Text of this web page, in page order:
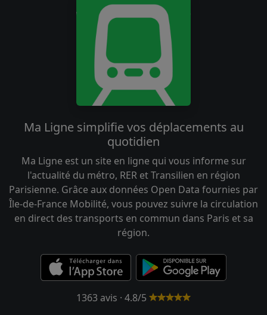
Ma Ligne simplifie vos déplacements au
quotidien
Ma Ligne est un site en ligne qui vous informe sur
l'actualité du métro, RER et Transilien en région
Parisienne. Grâce aux données Open Data fournies par
Île-de-France Mobilité, vous pouvez suivre la circulation
en direct des transports en commun dans Paris et sa
région.
1363 avis · 4.8/5